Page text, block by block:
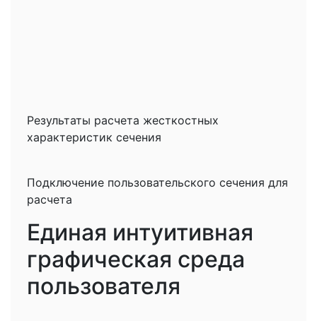
Результаты расчета жесткостных
характеристик сечения
Подключение пользовательского сечения для
расчета
Единая интуитивная
графическая среда
пользователя